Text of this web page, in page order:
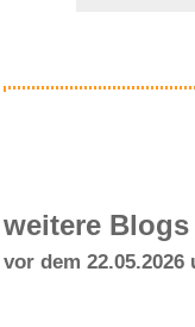
weitere Blogs
vor dem 22.05.2026